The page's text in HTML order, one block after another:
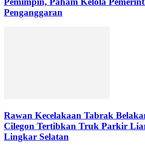
Penganggaran
Rawan Kecelakaan Tabrak
Cilegon Tertibkan Truk Parkir
Lingkar Selatan